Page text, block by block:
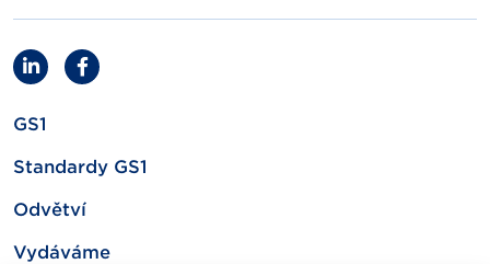
GS1
Standardy GS1
Odvětví
Vydáváme